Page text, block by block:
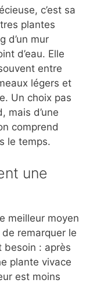
c’est sa
plantes
d’un mur
d’eau. Elle
entre
légers et
Un choix pas
mais d’une
comprend
le temps.
une
meilleur moyen
remarquer le
besoin : après
plante vivace
est moins